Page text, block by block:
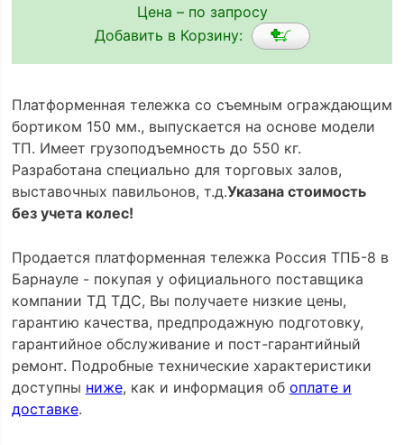
Цена – по запросу
Добавить в Корзину:
Платформенная тележка сo съемным ограждающим
бортиком 150 мм., выпускается на основе модели
ТП. Имеет грузоподъемность до 550 кг.
Разработана специально для торговых залов,
выставочных павильонов, т.д.Указана стоимость
без учета колес!
Продается платформенная тележка Россия ТПБ-8 в
Барнауле - покупая у официального поставщика
компании ТД ТДС, Вы получаете низкие цены,
гарантию качества, предпродажную подготовку,
гарантийное обслуживание и пост-гарантийный
ремонт. Подробные технические характеристики
доступны ниже, как и информация об оплате и
доставке.